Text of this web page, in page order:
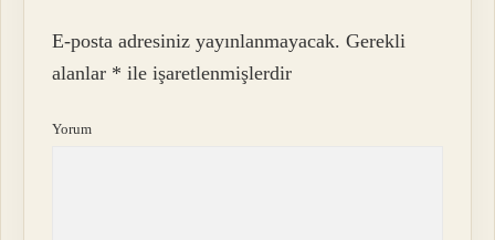
E-posta adresiniz yayınlanmayacak. Gerekli
alanlar * ile işaretlenmişlerdir
Yorum